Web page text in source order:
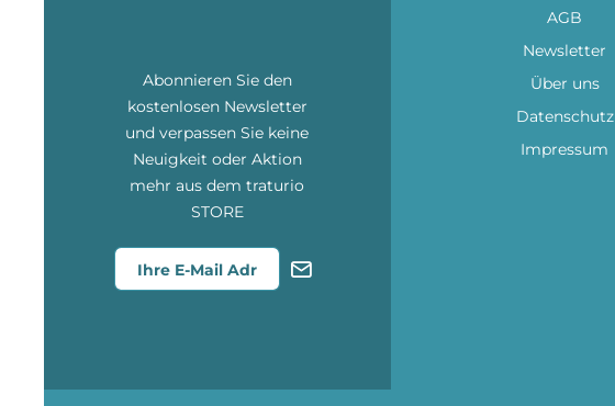
AGB
Newsletter
Über uns
Datenschutz
Impressum
Abonnieren Sie den
kostenlosen Newsletter
und verpassen Sie keine
Neuigkeit oder Aktion
mehr aus dem traturio
STORE